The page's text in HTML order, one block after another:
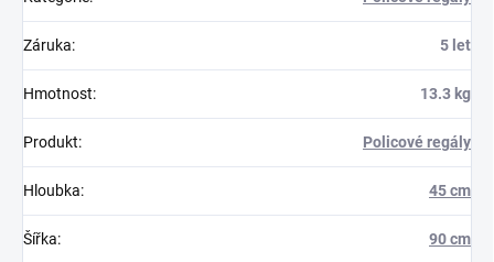
Záruka: 5 let
Hmotnost: 13.3 kg
Produkt: Policové regály
Hloubka: 45 cm
Šířka: 90 cm